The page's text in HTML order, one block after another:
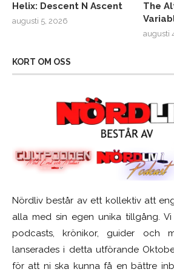
Helix: Descent N Ascent
augusti 5, 2026
The
augusti
KORT OM OSS
Nördliv består av ett kollektiv att
alla med sin egen unika tillgång. Vi
podcasts, krönikor, guider och
lanserades i detta utförande
för att ni ska kunna få en bättre